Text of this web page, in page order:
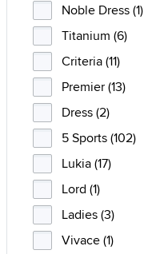
Noble Dress (1)
Titanium (6)
Criteria (11)
Premier (13)
Dress (2)
5 Sports (102)
Lukia (17)
Lord (1)
Ladies (3)
Vivace (1)